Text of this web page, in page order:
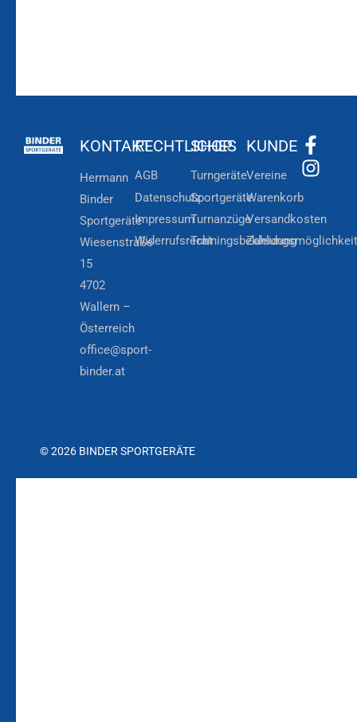
KONTAKT
Hermann
Binder
Sportgeräte
Wiesenstraße
15
4702
Wallern –
Österreich
office@sport-
binder.at
RECHTLICHES
AGB
Datenschutz
Impressum
Widerrufsrecht
SHOP
Turngeräte
Sportgeräte
Turnanzüge
Trainingsbekleidung
KUNDE
Vereine
Warenkorb
Versandkosten
© 2026 BINDER SPORTGERÄTE